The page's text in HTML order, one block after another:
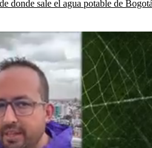
donde sale el agua potable de